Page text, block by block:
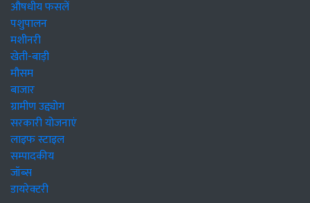
औषधीय फसलें
पशुपालन
मशीनरी
खेती-बाड़ी
मौसम
बाजार
ग्रामीण उद्द्योग
सरकारी योजनाएं
लाइफ स्टाइल
सम्पादकीय
जॉब्स
डायरेक्टरी